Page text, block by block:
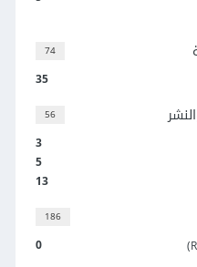
74
35
56
3
5
13
186
0